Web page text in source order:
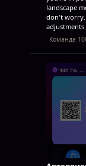
landscape
don't worry.
adjustments
mirroring,
bars. (See
Screen
way to
below to
immersive.
open the
“Portrait
you prefer...
Команда